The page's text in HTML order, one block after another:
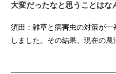
大変だったなと思うことはな
須田：雑草と病害虫の対策が
しました。 その結果、現在の農